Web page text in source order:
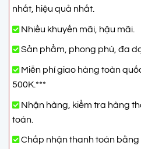
nhất, hiệu quả nhất.
Nhiều khuyến mãi, hậu mãi.
Sản phẩm, phong phú, đa
Miễn phí giao hàng toàn
500K.***
Nhận hàng, kiểm tra hàng
toán.
Chấp nhận thanh toán